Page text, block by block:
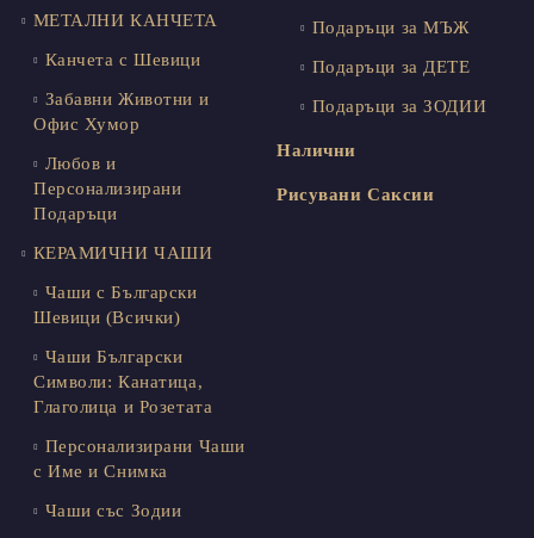
МЕТАЛНИ КАНЧЕТА
Канчета с Шевици
Забавни Животни и
Офис Хумор
Любов и
Персонализирани
Подаръци
КЕРАМИЧНИ ЧАШИ
Чаши с Български
Шевици (Всички)
Чаши Български
Символи: Канатица,
Глаголица и Розетата
Персонализирани Чаши
с Име и Снимка
Чаши със Зодии
Подаръци за МЪЖ
Подаръци за ДЕТЕ
Подаръци за ЗОДИИ
Налични
Рисувани Саксии